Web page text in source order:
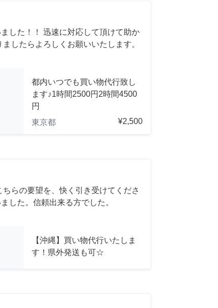
した！！ 迅速に対応して頂けて助か
したらよろしくお願いいたします。
都内いつでも買い物代行致し
ます♪1時間2500円2時間4500
円
東京都
¥2,500
らの要望を、快く引き受けてくださ
した。信頼出来る方でした。
【沖縄】買い物代行いたしま
す！県外発送も可☆